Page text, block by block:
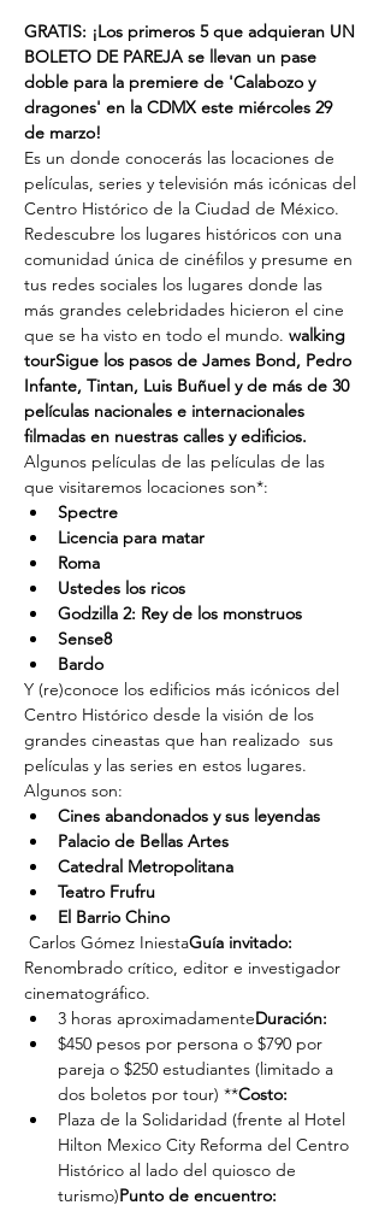
GRATIS: ¡Los primeros 5 que adquieran UN
BOLETO DE PAREJA se llevan un pase
doble para la premiere de 'Calabozo y
dragones' en la CDMX este miércoles 29
de marzo!
Es un donde conocerás las locaciones de
películas, series y televisión más icónicas del
Centro Histórico de la Ciudad de México.
Redescubre los lugares históricos con una
comunidad única de cinéfilos y presume en
tus redes sociales los lugares donde las
más grandes celebridades hicieron el cine
que se ha visto en todo el mundo. walking
tourSigue los pasos de James Bond, Pedro
Infante, Tintan, Luis Buñuel y de más de 30
películas nacionales e internacionales
filmadas en nuestras calles y edificios.
Algunos películas de las películas de las
que visitaremos locaciones son*:
Spectre
Licencia para matar
Roma
Ustedes los ricos
Godzilla 2: Rey de los monstruos
Sense8
Bardo
Y (re)conoce los edificios más icónicos del
Centro Histórico desde la visión de los
grandes cineastas que han realizado  sus
películas y las series en estos lugares.
Algunos son:
Cines abandonados y sus leyendas
Palacio de Bellas Artes
Catedral Metropolitana
Teatro Frufru
El Barrio Chino
Carlos Gómez IniestaGuía invitado:
Renombrado crítico, editor e investigador
cinematográfico.
3 horas aproximadamenteDuración:
$450 pesos por persona o $790 por
pareja o $250 estudiantes (limitado a
dos boletos por tour) **Costo:
Plaza de la Solidaridad (frente al Hotel
Hilton Mexico City Reforma del Centro
Histórico al lado del quiosco de
turismo)Punto de encuentro: